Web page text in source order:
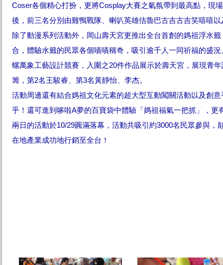
Coser各個精心打扮，更將Cosplay大賽之氣氛帶到最高點，現
後，前三名分別由雞鴨戰隊、喇叭英雄佶魯巴古吉古吉笑嘻嘻
除了動漫系列活動外，岡山壽天宮更推出全台首創的媽祖浮水
合，體驗水籤的民眾各個嘖嘖稱奇，吸引逾千人一同祈福的盛
螺萬象工藝設計競賽，入圍之20件作品展示於壽天宮，展現青
籌，第2名王駿睿、第3名黃靜怡、李杰。
活動周邊還有結合媽祖文化元素的超大型互動闖關活動以及創
乎！還可進到哆啦A夢的百寶袋中體驗「媽祖福氣一把抓」，
兩日的活動於10/29圓滿落幕，活動共吸引約3000名民眾參與
在地產業成功地行銷至全台！